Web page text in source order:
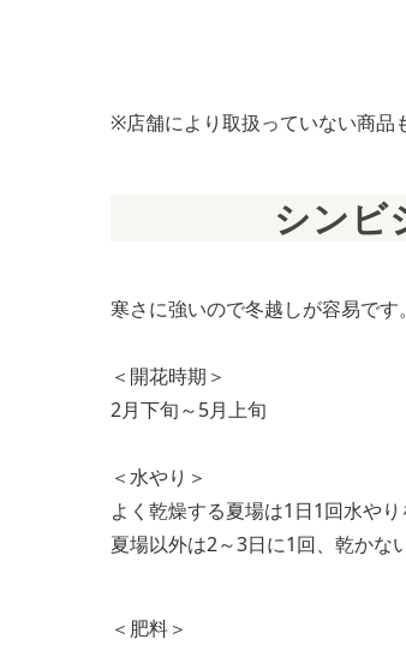
※店舗により取扱っていない商品
シンビ
寒さに強いので冬越しが容易です。
＜開花時期＞
2月下旬～5月上旬
＜水やり＞
よく乾燥する夏場は1日1回水やり
夏場以外は2～3日に1回、乾かな
＜肥料＞